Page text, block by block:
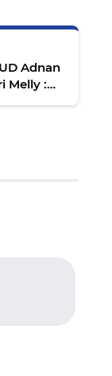
Adnan
Melly :